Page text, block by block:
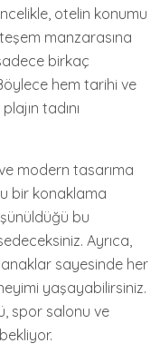
otelin konumu
manzarasına
birkaç
hem tarihi ve
tadını
modern tasarıma
bir konaklama
bu
Ayrıca,
sayesinde her
yaşayabilirsiniz.
spor salonu ve